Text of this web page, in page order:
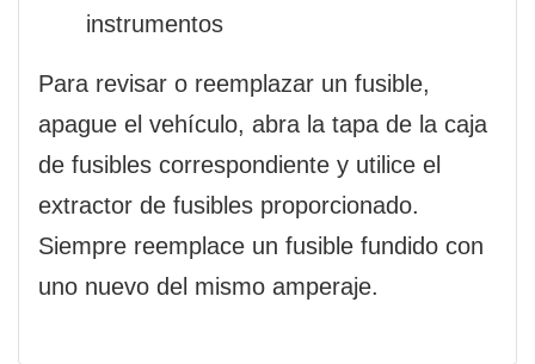
instrumentos
Para revisar o reemplazar un fusible,
apague el vehículo, abra la tapa de la caja
de fusibles correspondiente y utilice el
extractor de fusibles proporcionado.
Siempre reemplace un fusible fundido con
uno nuevo del mismo amperaje.